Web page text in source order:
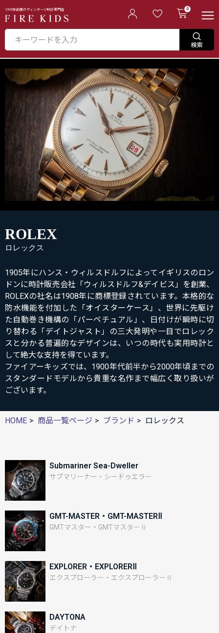
1995年創業のヴィンテージ時計専門店 0
ROLEX
ロレックス
1905年にハンス・ウィルスドルフによってイギリスのロン
ドンに時計販売会社「ウィルスドルフ&デイビス」を創業、
ROLEXの社名は1908年に商標登録されています。本格的な
防水機能を付加した「オイスターケース」、世界に先駆け
た自動巻き機構の「パーペチュアル」、日付けが瞬時に切
り替わる「デイトジャスト」の三大発明や一目でロレック
スと分かる普遍的なデザインは、いつの時代も実用時計と
して絶大な支持を得ています。
ファイアーキッズでは、1900年代前半から2000年頃までの
スタンダードモデルから貴重な名作まで幅広く取り扱いが
ございます。
HOME 商品一覧ページ ブランド ロレックス
Submariner Sea-Dweller
サブマリーナー・シードゥエラー
GMT-MASTER・GMT-MASTERⅡ
GMTマスター・GMTマスターⅡ
EXPLORER・EXPLORERⅡ
エクスプローラー・エクスプローラーⅡ
DAYTONA
デイトナ